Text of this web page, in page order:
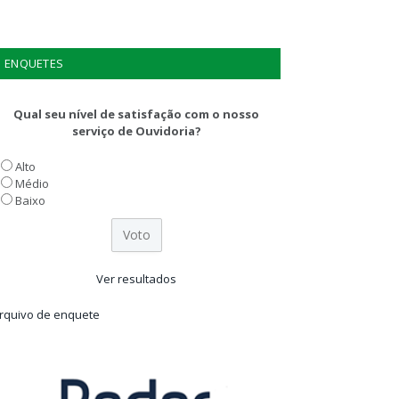
ENQUETES
Qual seu nível de satisfação com o nosso
serviço de Ouvidoria?
Alto
Médio
Baixo
Ver resultados
de enquete